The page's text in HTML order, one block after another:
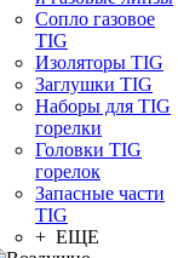
Сопло газовое
TIG
Изоляторы TIG
Заглушки TIG
Наборы для TIG
горелки
Головки TIG
горелок
Запасные части
TIG
+ ЕЩЕ